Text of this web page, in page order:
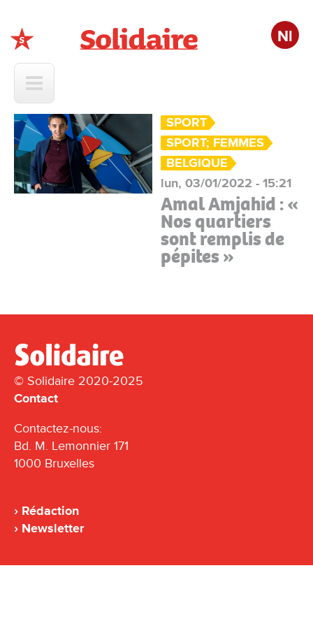
Nl
SPORT
SPORT; FEMMES
BELGIQUE
lun, 03/01/2022 - 15:21
Amal Amjahid : «
Nos quartiers
sont remplis de
pépites »
© Solidaire 2020-2025
Contact
Contactez-nous:
Bd. M. Lemonnier 171
1000 Bruxelles
Rédaction
Newsletter